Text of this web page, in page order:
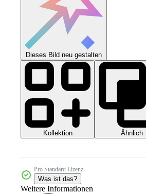
Dieses Bild neu gestalten
Kollektion Ähnlich
Pro Standard Lizenz
Was ist das?
Weitere Informationen